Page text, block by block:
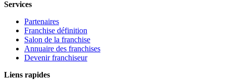
Services
Partenaires
Franchise définition
Salon de la franchise
Annuaire des franchises
Devenir franchiseur
Liens rapides